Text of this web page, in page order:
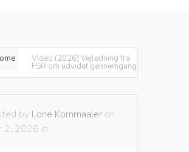
Video (2026) Vejledning fra
FSR om udvidet gennemgang
by Lone Kornmaaler on
2, 2026 in